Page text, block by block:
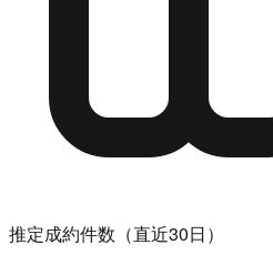
推定成約件数（直近30日）